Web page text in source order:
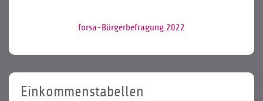
forsa-Bürgerbefragung 2022
Einkommenstabellen